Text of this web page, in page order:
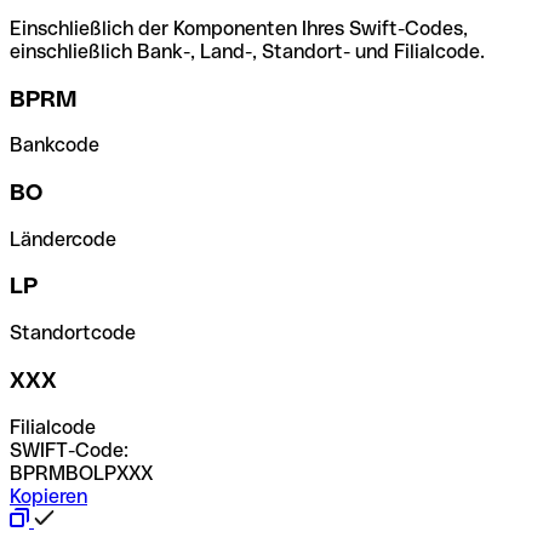
Einschließlich der Komponenten Ihres Swift-Codes,
einschließlich Bank-, Land-, Standort- und Filialcode.
BPRM
Bankcode
BO
Ländercode
LP
Standortcode
XXX
Filialcode
SWIFT-Code:
BPRMBOLPXXX
Kopieren